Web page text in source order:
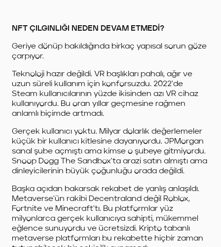
NFT ÇILGINLIĞI NEDEN DEVAM ETMEDİ?
Geriye dönüp bakıldığında birkaç yapısal sorun göze
çarpıyor.
Teknoloji hazır değildi. VR başlıkları pahalı, ağır ve
uzun süreli kullanım için konforsuzdu. 2022'de
Steam kullanıcılarının yüzde ikisinden azı VR cihaz
kullanıyordu. Bu oran yıllar geçmesine rağmen
anlamlı biçimde artmadı.
Gerçek kullanıcı yoktu. Milyar dolarlık değerlemeler
küçük bir kullanıcı kitlesine dayanıyordu. JPMorgan
sanal şube açmıştı ama kimse o şubeye gitmiyordu.
Snoop Dogg The Sandbox'ta arazi satın almıştı ama
dinleyicilerinin büyük çoğunluğu orada değildi.
Başka açıdan bakarsak rekabet de yanlış anlaşıldı.
Metaverse'ün rakibi Decentraland değil Roblox,
Fortnite ve Minecraft'tı. Bu platformlar yüz
milyonlarca gerçek kullanıcıya sahipti, mükemmel
eğlence sunuyordu ve ücretsizdi. Kripto tabanlı
metaverse platformları bu rekabette hiçbir zaman